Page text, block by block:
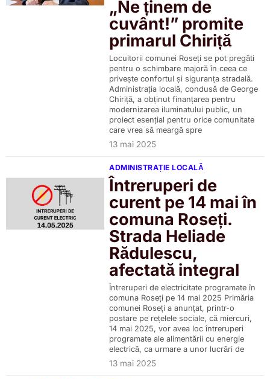
„Ne ținem de
cuvânt!” promite
primarul Chiriță
Locuitorii comunei Roseți se pot pregăti
pentru o schimbare majoră în ceea ce
privește confortul și siguranța stradală.
Administrația locală, condusă de George
Chiriță, a obținut finanțarea pentru
modernizarea iluminatului public, un
proiect esențial pentru orice comunitate
care vrea să meargă spre
13 mai 2025
ADMINISTRAȚIE LOCALĂ
Întreruperi de
curent pe 14 mai în
comuna Roseți.
Strada Heliade
Rădulescu,
afectată integral
Întreruperi de electricitate programate în
comuna Roseți pe 14 mai 2025 Primăria
comunei Roseți a anunțat, printr-o
postare pe rețelele sociale, că miercuri,
14 mai 2025, vor avea loc întreruperi
programate ale alimentării cu energie
electrică, ca urmare a unor lucrări de
13 mai 2025